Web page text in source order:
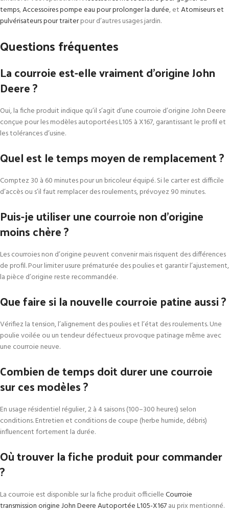
temps,Accessoires pompe eau pour prolonger la durée, etAtomiseurs et
pulvérisateurs pour traiterpour d’autres usages jardin.
Questions fréquentes
La courroie est-elle vraiment d’origine John
Deere ?
Oui, la fiche produit indique qu’il s’agit d’une courroie d’origine John Deere
conçue pour les modèles autoportées L105 à X167, garantissant le profil et
les tolérances d’usine.
Quel est le temps moyen de remplacement ?
Comptez 30 à 60 minutes pour un bricoleur équipé. Si le carter est difficile
d’accès ou s’il faut remplacer des roulements, prévoyez 90 minutes.
Puis-je utiliser une courroie non d’origine
moins chère ?
Les courroies non d’origine peuvent convenir mais risquent des différences
de profil. Pour limiter usure prématurée des poulies et garantir l’ajustement,
la pièce d’origine reste recommandée.
Que faire si la nouvelle courroie patine aussi ?
Vérifiez la tension, l’alignement des poulies et l’état des roulements. Une
poulie voilée ou un tendeur défectueux provoque patinage même avec
une courroie neuve.
Combien de temps doit durer une courroie
sur ces modèles ?
En usage résidentiel régulier, 2 à 4 saisons (100–300 heures) selon
conditions. Entretien et conditions de coupe (herbe humide, débris)
influencent fortement la durée.
Où trouver la fiche produit pour commander
?
La courroie est disponible sur la fiche produit officielleCourroie
transmission origine John Deere Autoportée L105-X167au prix mentionné.